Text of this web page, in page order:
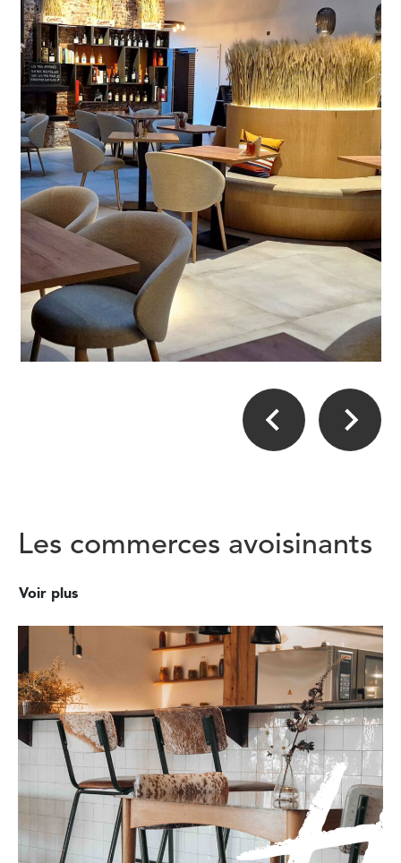
Les commerces avoisinants
Voir plus